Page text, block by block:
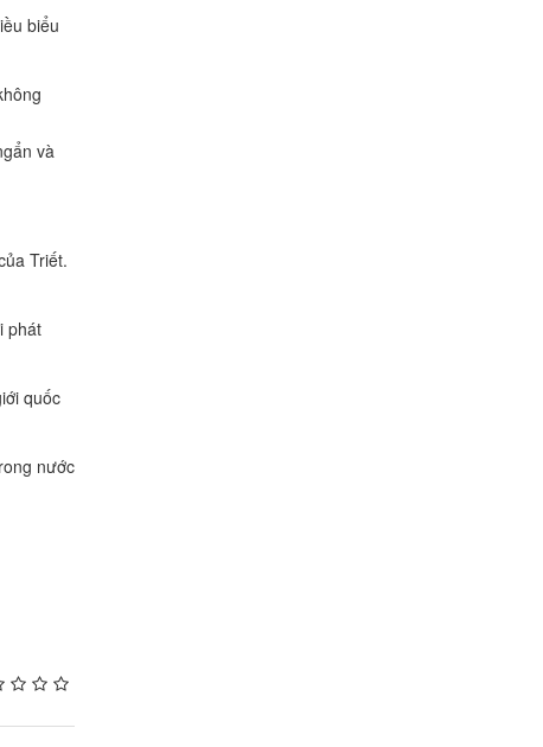
biểu
và
Triết.
phát
quốc
nước